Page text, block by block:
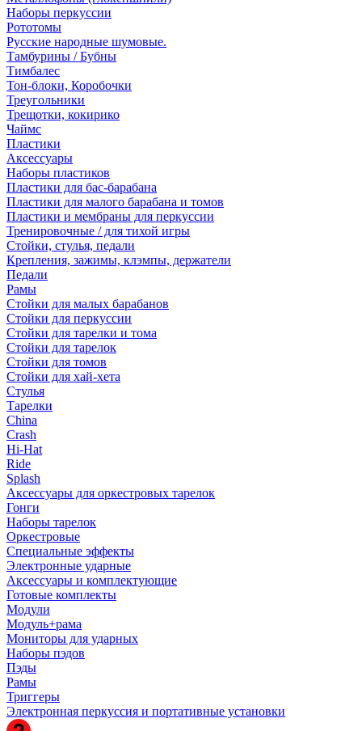
Наборы перкуссии
Рототомы
Русские народные шумовые.
Тамбурины / Бубны
Тимбалес
Тон-блоки, Коробочки
Треугольники
Трещотки, кокирико
Чаймс
Пластики
Аксессуары
Наборы пластиков
Пластики для бас-барабана
Пластики для малого барабана и томов
Пластики и мембраны для перкуссии
Тренировочные / для тихой игры
Стойки, стулья, педали
Крепления, зажимы, клэмпы, держатели
Педали
Рамы
Стойки для малых барабанов
Стойки для перкуссии
Стойки для тарелки и тома
Стойки для тарелок
Стойки для томов
Стойки для хай-хета
Стулья
Тарелки
China
Crash
Hi-Hat
Ride
Splash
Аксессуары для оркестровых тарелок
Гонги
Наборы тарелок
Оркестровые
Специальные эффекты
Электронные ударные
Аксессуары и комплектующие
Готовые комплекты
Модули
Модуль+рама
Мониторы для ударных
Наборы пэдов
Пэды
Рамы
Триггеры
Электронная перкуссия и портативные установки